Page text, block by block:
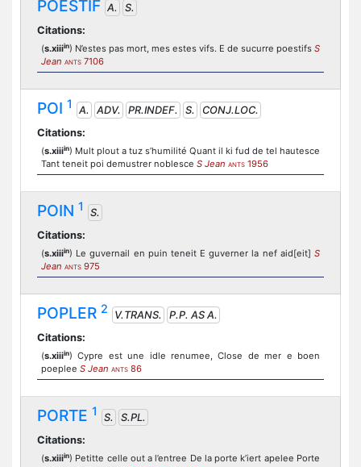
POESTIF A.
S.
Citations:
(s.xiiiin) N’estes pas mort, mes estes vifs. E de sucurre poestifs S
Jean ANTS 7106
POI 1 A. ADV. PR.INDEF. S.
CONJ.LOC.
Citations:
(s.xiiiin) Mult plout a tuz s’humilité Quant il ki fud de tel hautesce
Tant teneit poi demustrer noblesce S Jean ANTS 1956
POIN 1
S.
Citations:
(s.xiiiin) Le guvernail en puin teneit E guverner la nef aid[eit] S
Jean ANTS 975
POPLER 2 V.TRANS.
P.P. AS A.
Citations:
(s.xiiiin) Cypre est une idle renumee, Close de mer e boen
poeplee S Jean ANTS 86
PORTE 1 S.
S.PL.
Citations:
(s.xiiiin) Petitte celle out a l’entree De la porte k’iert apelee Porte